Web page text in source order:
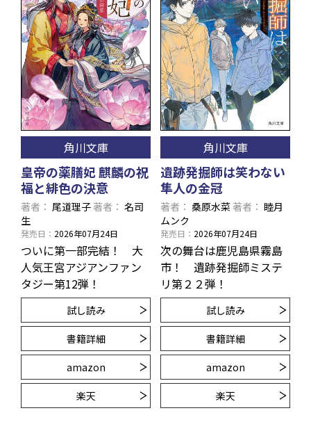
角川文庫
皇帝の薬膳妃 麒麟の祝
福と緋色の決意
著者 尾道理子著者
名司
生
発売日 2026年07月24日
ついに第一部完結！ 大
人気王宮アジアンファン
タジー第12弾！
試し読み
書籍詳細
amazon
楽天
角川文庫
遺跡発掘師は笑わない
隼人の金冠
著者 桑原水菜著者
睦月
ムンク
発売日 2026年07月24日
次の舞台は鹿児島県霧島
市！ 遺跡発掘師ミステ
リ第２２弾！
試し読み
書籍詳細
amazon
楽天